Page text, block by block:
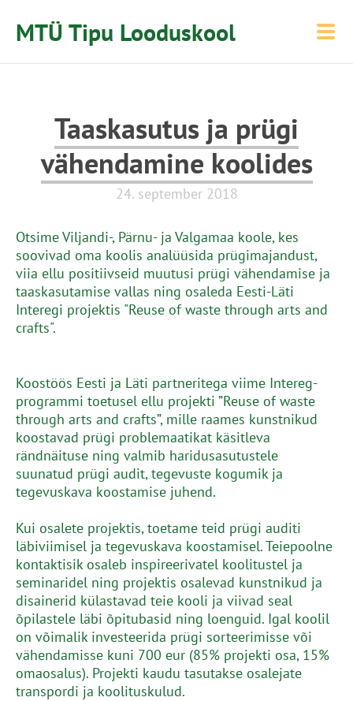
MTÜ Tipu Looduskool
Taaskasutus ja prügi
vähendamine koolides
24. september 2018
Otsime Viljandi-, Pärnu- ja Valgamaa koole, kes
soovivad oma koolis analüüsida prügimajandust,
viia ellu positiivseid muutusi prügi vähendamise ja
taaskasutamise vallas ning osaleda Eesti-Läti
Interegi projektis "Reuse of waste through arts and
crafts".
Koostöös Eesti ja Läti partneritega viime Intereg-
programmi toetusel ellu projekti ”Reuse of waste
through arts and crafts”, mille raames kunstnikud
koostavad prügi problemaatikat käsitleva
rändnäituse ning valmib haridusasutustele
suunatud prügi audit, tegevuste kogumik ja
tegevuskava koostamise juhend.
Kui osalete projektis, toetame teid prügi auditi
läbiviimisel ja tegevuskava koostamisel. Teiepoolne
kontaktisik osaleb inspireerivatel koolitustel ja
seminaridel ning projektis osalevad kunstnikud ja
disainerid külastavad teie kooli ja viivad seal
õpilastele läbi õpitubasid ning loenguid. Igal koolil
on võimalik investeerida prügi sorteerimisse või
vähendamisse kuni 700 eur (85% projekti osa, 15%
omaosalus). Projekti kaudu tasutakse osalejate
transpordi ja koolituskulud.